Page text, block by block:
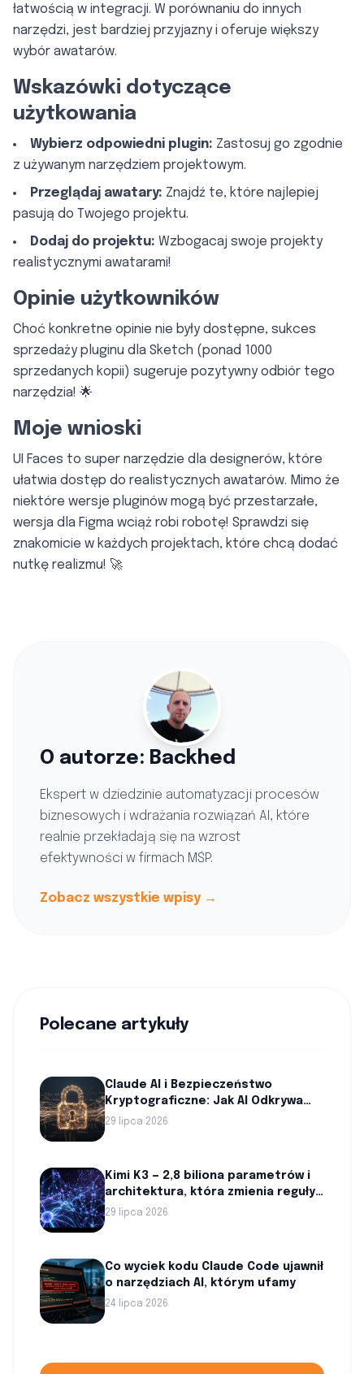
łatwością w integracji. W porównaniu do innych
narzędzi, jest bardziej przyjazny i oferuje większy
wybór awatarów.
Wskazówki dotyczące
użytkowania
Wybierz odpowiedni plugin: Zastosuj go zgodnie
z używanym narzędziem projektowym.
Przeglądaj awatary: Znajdź te, które najlepiej
pasują do Twojego projektu.
Dodaj do projektu: Wzbogacaj swoje projekty
realistycznymi awatarami!
Opinie użytkowników
Choć konkretne opinie nie były dostępne, sukces
sprzedaży pluginu dla Sketch (ponad 1000
sprzedanych kopii) sugeruje pozytywny odbiór tego
narzędzia! 🌟
Moje wnioski
UI Faces to super narzędzie dla designerów, które
ułatwia dostęp do realistycznych awatarów. Mimo że
niektóre wersje pluginów mogą być przestarzałe,
wersja dla Figma wciąż robi robotę! Sprawdzi się
znakomicie w każdych projektach, które chcą dodać
nutkę realizmu! 🚀
O autorze: Backhed
Ekspert w dziedzinie automatyzacji procesów
biznesowych i wdrażania rozwiązań AI, które
realnie przekładają się na wzrost
efektywności w firmach MŚP.
Zobacz wszystkie wpisy →
Polecane artykuły
Claude AI i Bezpieczeństwo
Kryptograficzne: Jak AI Odkrywa
Luki w Szyfrach
29 lipca 2026
Kimi K3 — 2,8 biliona parametrów i
architektura, która zmienia reguły
gry w AI
29 lipca 2026
Co wyciek kodu Claude Code ujawnił
o narzędziach AI, którym ufamy
24 lipca 2026